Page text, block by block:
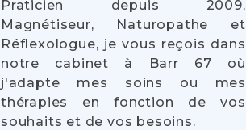
Praticien depuis 2009,
Magnétiseur, Naturopathe et
Réflexologue, je vous reçois dans
notre cabinet à Barr 67 où
j'adapte mes soins ou mes
thérapies en fonction de vos
souhaits et de vos besoins.